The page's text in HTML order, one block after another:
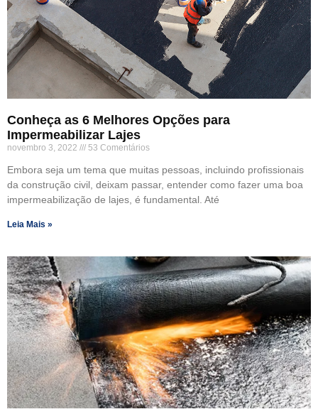
Conheça as 6 Melhores Opções para
Impermeabilizar Lajes
novembro 3, 2022 53 Comentários
Embora seja um tema que muitas pessoas, incluindo profissionais
da construção civil, deixam passar, entender como fazer uma boa
impermeabilização de lajes, é fundamental. Até
Leia Mais »